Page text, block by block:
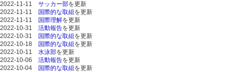
2022-11-11 サッカー部を更新
2022-11-11
国際的な取組 を更新
2022-11-11
国際理解を更新
2022-10-31 活動報告を更新
2022-10-31
国際的な取組 を更新
2022-10-18
国際的な取組 を更新
2022-10-11 水泳部を更新
2022-10-06 活動報告を更新
2022-10-04
国際的な取組 を更新